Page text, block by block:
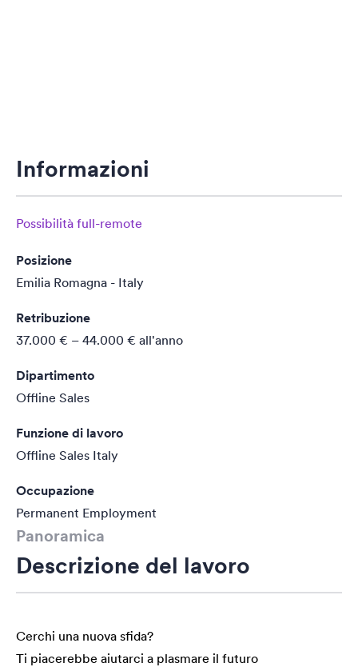
Panoramica
Descrizione del lavoro
Cerchi una nuova sfida?
Ti piacerebbe aiutarci a plasmare il futuro
Informazioni
Possibilità full-remote
Posizione
Emilia Romagna - Italy
Retribuzione
37.000 € – 44.000 € all'anno
Dipartimento
Offline Sales
Funzione di lavoro
Offline Sales Italy
Occupazione
Permanent Employment